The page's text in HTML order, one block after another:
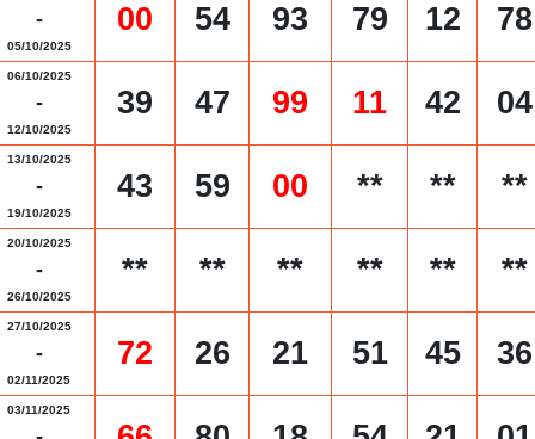
-
05/10/2025
00 54 93 79 12 78
06/10/2025
-
12/10/2025
39 47 99 11 42 04
13/10/2025
-
19/10/2025
43 59 00 ** ** **
20/10/2025
-
26/10/2025
** ** ** ** ** **
27/10/2025
-
02/11/2025
72 26 21 51 45 36
03/11/2025